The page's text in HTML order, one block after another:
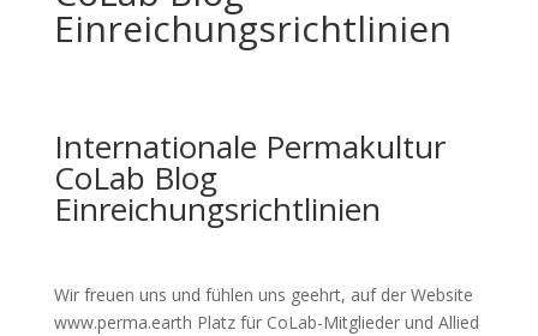
Einreichungsrichtlinien
Internationale Permakultur
CoLab Blog
Einreichungsrichtlinien
Wir freuen uns und fühlen uns geehrt, auf der Website
www.perma.earth Platz für CoLab-Mitglieder und Allied